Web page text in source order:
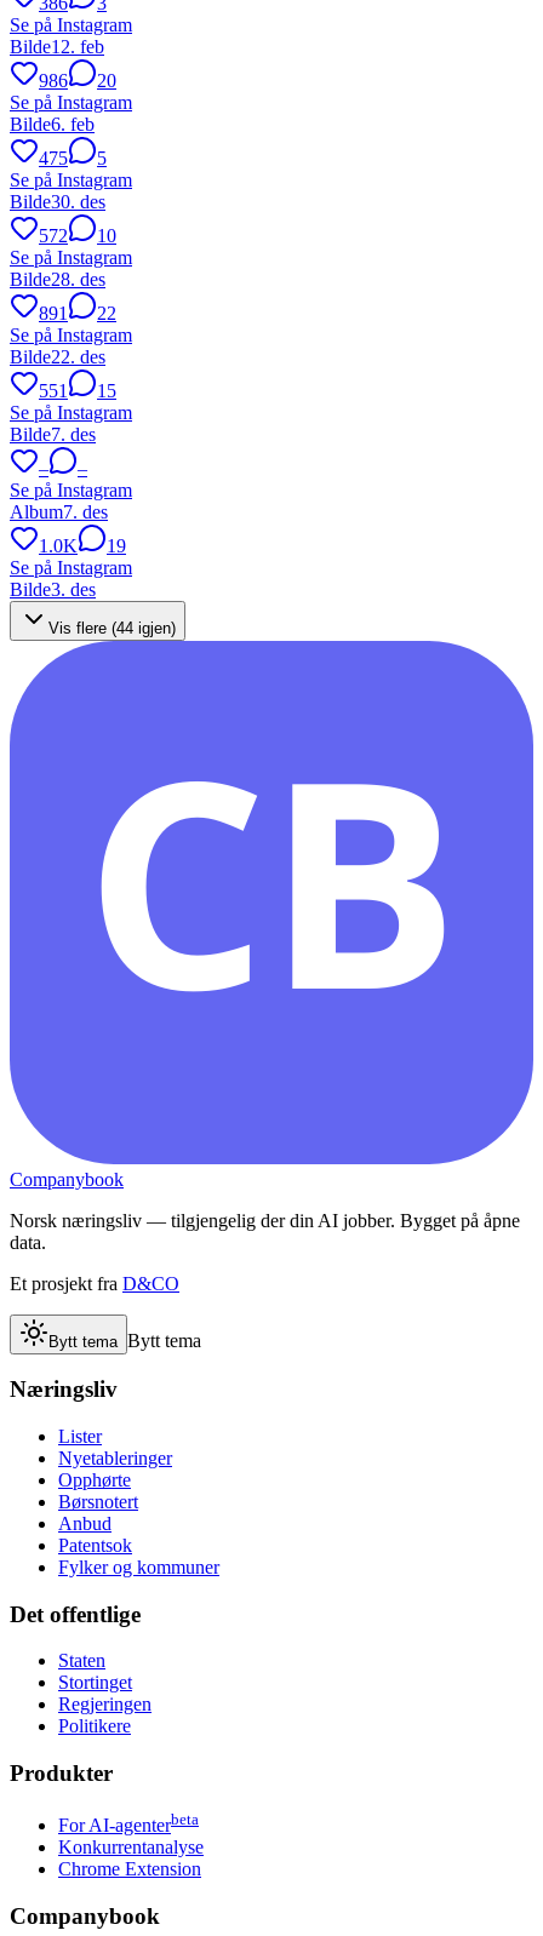
Se på Instagram
Bilde12. feb
986
20
Se på Instagram
Bilde6. feb
475
5
Se på Instagram
Bilde30. des
572
10
Se på Instagram
Bilde28. des
891
22
Se på Instagram
Bilde22. des
551
15
Se på Instagram
Bilde7. des
–
–
Se på Instagram
Album7. des
1.0K
19
Se på Instagram
Bilde3. des
Vis flere (44 igjen)
CB
Companybook
Norsk næringsliv — tilgjengelig der din AI jobber. Bygget på åpne
data.
Et prosjekt fra D&CO
Bytt tema Bytt tema
Næringsliv
Lister
Nyetableringer
Opphørte
Børsnotert
Anbud
Patentsok
Fylker og kommuner
Det offentlige
Staten
Stortinget
Regjeringen
Politikere
Produkter
For AI-agenterbeta
Konkurrentanalyse
Chrome Extension
Companybook